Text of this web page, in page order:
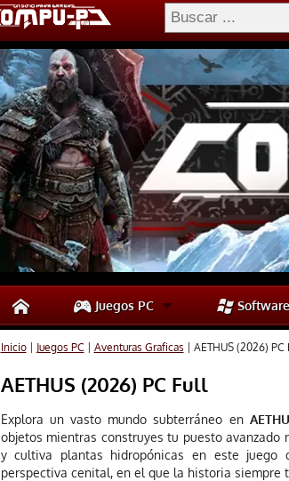
Juegos PC Software
Inicio| Juegos PC | Aventuras Graficas | AETHUS (2026) PC
AETHUS (2026) PC Full
Explora un vasto mundo subterráneo en
objetos mientras construyes tu puesto
y cultiva plantas hidropónicas en este juego
perspectiva cenital, en el que la historia siempre